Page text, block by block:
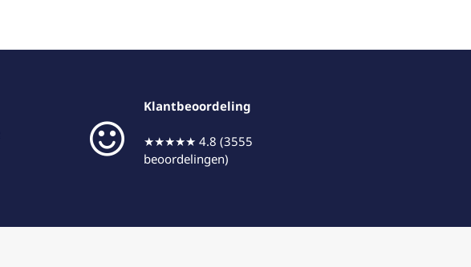
Klantbeoordeling
★★★★★ 4.8 (3555
beoordelingen)